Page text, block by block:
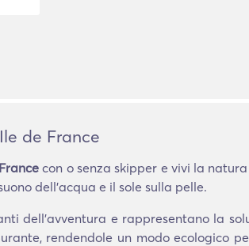
de France
con o senza skipper e vivi la
dell'acqua e il sole sulla pelle.
dell'avventura e rappresentano la
rendendole un modo ecologico